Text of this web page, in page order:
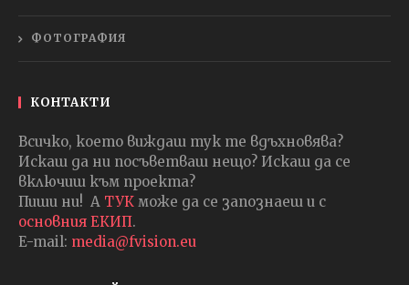
ФОТОГРАФИЯ
КОНТАКТИ
Всичко, което виждаш тук те вдъхновява?
Искаш да ни посъветваш нещо? Искаш да се
включиш към проекта?
Пиши ни! А ТУК може да се запознаеш и с
основния ЕКИП.
E-mail: media@fvision.eu